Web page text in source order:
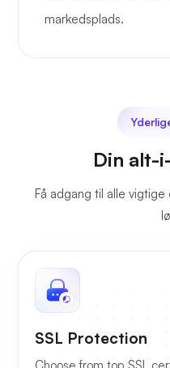
markedsplads.
Din alt-
Få adgang til alle
SSL Protection